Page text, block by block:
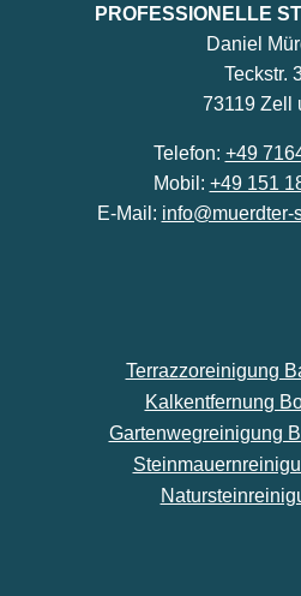
PROFESSIONELLE
Daniel
Teckstr.
73119 Zell
Telefon: +49
Mobil: +49 151
E-Mail:
Terrazzoreinigung
Kalkentfernung
Gartenwegreinigung